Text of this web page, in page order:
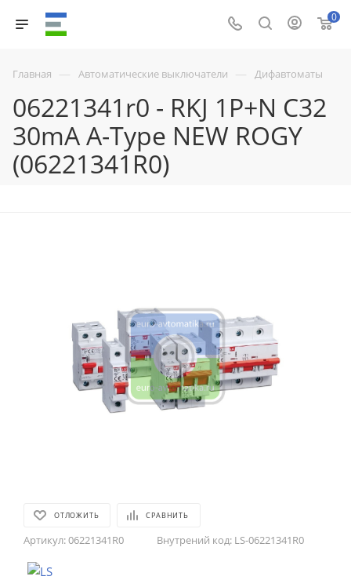
0
Главная — Автоматические выключатели — Дифавтоматы
06221341r0 - RKJ 1P+N C32
30mA A-Type NEW ROGY
(06221341R0)
ОТЛОЖИТЬ СРАВНИТЬ
Артикул:06221341R0 Внутрений код: LS-06221341R0